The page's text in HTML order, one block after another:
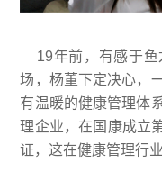
19年前，有感于鱼
场，杨董下定决心，
有温暖的健康管理体
理企业，在国康成立
证，这在健康管理行